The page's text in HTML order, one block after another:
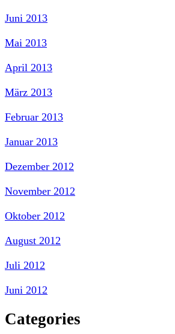
Juni 2013
Mai 2013
April 2013
März 2013
Februar 2013
Januar 2013
Dezember 2012
November 2012
Oktober 2012
August 2012
Juli 2012
Juni 2012
Categories